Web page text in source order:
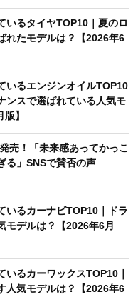
いるタイヤTOP10｜夏のロ
れたモデルは？【2026年6
いるエンジンオイルTOP10
ンスで選ばれている人気モ
】
売！「未来感あってかっこ
る」SNSで賛否の声
いるカーナビTOP10｜ドラ
モデルは？【2026年6月
いるカーワックスTOP10｜
人気モデルは？【2026年6